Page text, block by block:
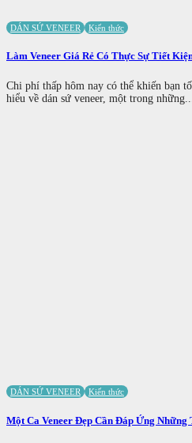
DÁN SỨ VENEER Kiến thức
Làm Veneer Giá Rẻ Có Thực Sự Tiết
Chi phí thấp hôm nay có thể khiến bạn
hiểu về dán sứ veneer, một trong
DÁN SỨ VENEER Kiến thức
Một Ca Veneer Đẹp Cần Đáp Ứng Những